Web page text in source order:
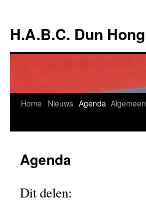
de
inhoud
H.A.B.C. Dun Hong
Home Nieuws Agenda Algemeen
Agenda
Dit delen: